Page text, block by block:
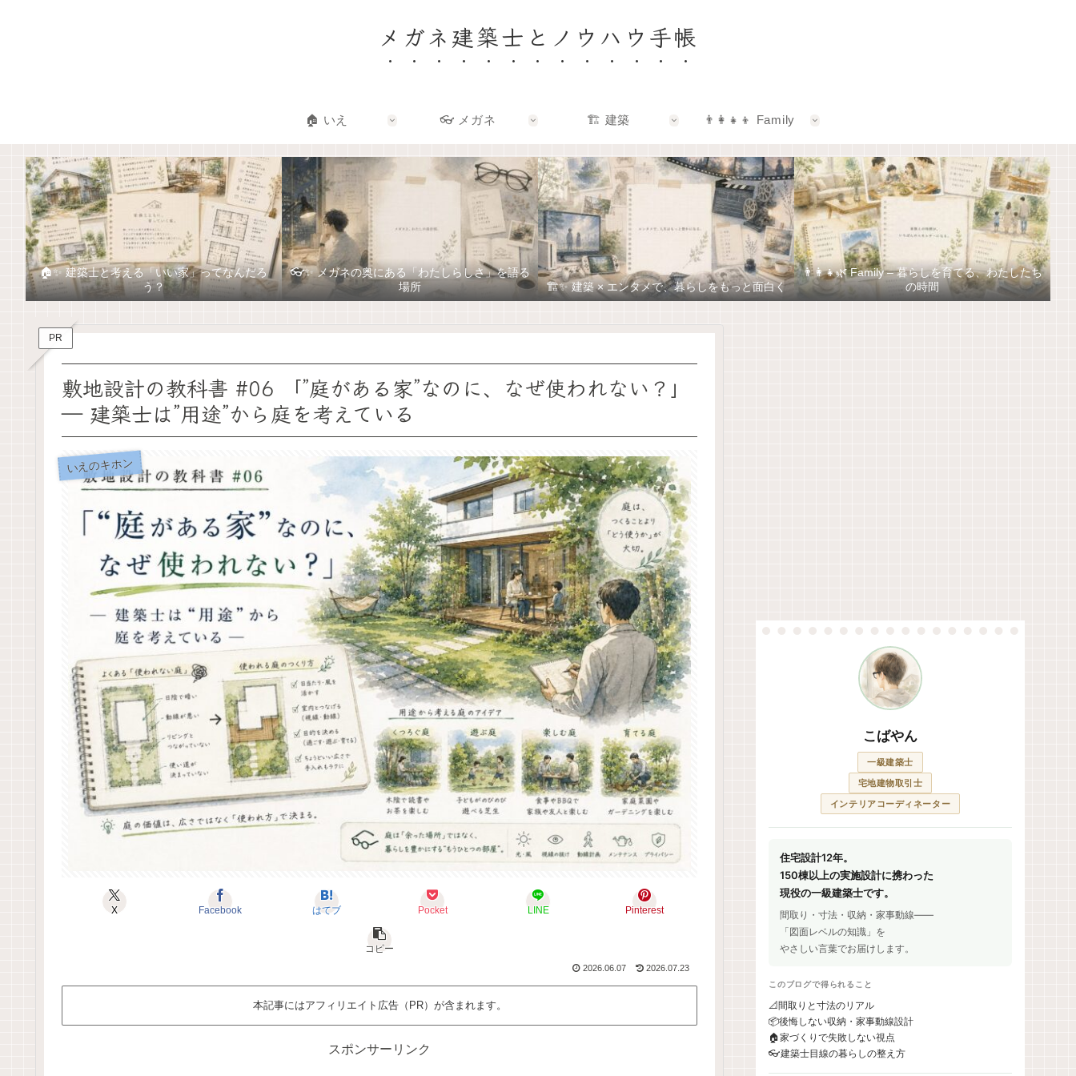
メガネ建築士とノウハウ手帳
🏠 いえ 👓 メガネ 🏗️ 建築 👨‍👩‍👧‍👦 Family
🏠✨ 建築士と考える「いい家」ってなんだろ
う？
👓✨ メガネの奥にある「わたしらしさ」を語る
場所
🏗️✨ 建築 × エンタメで、暮らしをもっと面白く
👨‍👩‍👧🌿 Family – 暮らしを育てる、わたしたち
の時間
PR
敷地設計の教科書 #06 「”庭がある家”なのに、なぜ使われない？」
― 建築士は”用途”から庭を考えている
いえのキホン
X Facebook はてブ Pocket LINE Pinterest
コピー
2026.06.07 2026.07.23
本記事にはアフィリエイト広告（PR）が含まれます。
スポンサーリンク
こばやん
一級建築士
宅地建物取引士
インテリアコーディネーター
住宅設計12年。
150棟以上の実施設計に携わった
現役の一級建築士です。
間取り・寸法・収納・家事動線——
「図面レベルの知識」を
やさしい言葉でお届けします。
このブログで得られること
📐間取りと寸法のリアル
📦後悔しない収納・家事動線設計
🏠家づくりで失敗しない視点
👓建築士目線の暮らしの整え方